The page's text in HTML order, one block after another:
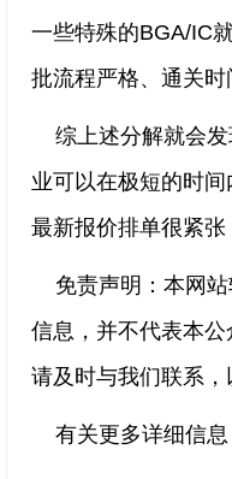
一些特殊的BGA/IC
批流程严格、通关
综上述分解就会发
业可以在极短的时
最新报价排单很紧
免责声明：本网站
信息，并不代表本
请及时与我们联系
有关更多详细信息